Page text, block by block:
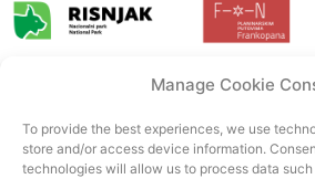
Manage Cookie
To provide the best experiences, we use
store and/or access device information.
technologies will allow us to process data